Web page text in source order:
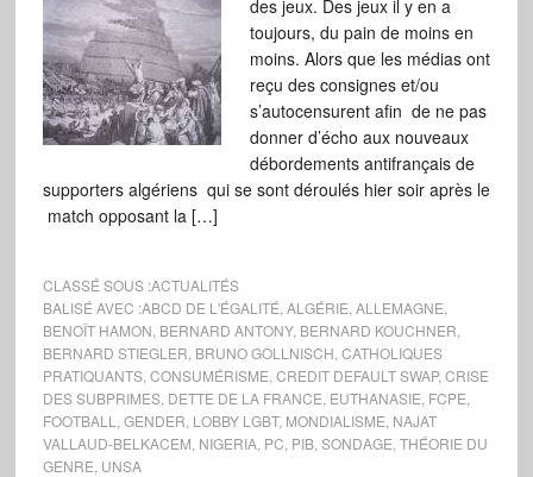
des jeux. Des jeux il y en a
toujours, du pain de moins en
moins. Alors que les médias ont
reçu des consignes et/ou
s’autocensurent afin de ne pas
donner d’écho aux nouveaux
débordements antifrançais de
supporters algériens qui se sont déroulés hier soir après le
match opposant la […]
CLASSÉ SOUS :ACTUALITÉS
BALISÉ AVEC :ABCD DE L'ÉGALITÉ ALGÉRIE ALLEMAGNE
BENOÎT HAMON BERNARD ANTONY, BERNARD KOUCHNER
BERNARD STIEGLER BRUNO GOLLNISCH CATHOLIQUES
PRATIQUANTS, CONSUMÉRISME CREDIT DEFAULT SWAP, CRISE
DES SUBPRIMES, DETTE DE LA FRANCE EUTHANASIE FCPE
FOOTBALL
GENDER LOBBY LGBT, MONDIALISME NAJAT
VALLAUD-BELKACEM NIGERIA, PC PIB, SONDAGE THÉORIE DU
GENRE UNSA